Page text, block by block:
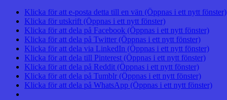
Klicka för att e-posta detta till en vän (Öppnas i ett nytt fönster)
Klicka för utskrift (Öppnas i ett nytt fönster)
Klicka för att dela på Facebook (Öppnas i ett nytt fönster)
Klicka för att dela på Twitter (Öppnas i ett nytt fönster)
Klicka för att dela via LinkedIn (Öppnas i ett nytt fönster)
Klicka för att dela till Pinterest (Öppnas i ett nytt fönster)
Klicka för att dela på Reddit (Öppnas i ett nytt fönster)
Klicka för att dela på Tumblr (Öppnas i ett nytt fönster)
Klicka för att dela på WhatsApp (Öppnas i ett nytt fönster)